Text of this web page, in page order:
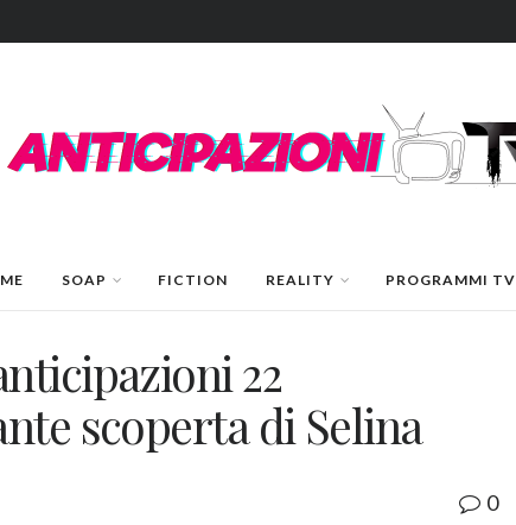
SOAP FICTION REALITY PROGRAMMI TV
22
scoperta di Selina
0